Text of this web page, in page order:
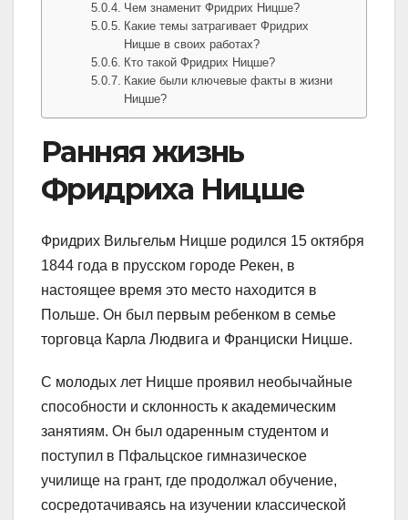
Чем знаменит Фридрих Ницше?
Какие темы затрагивает Фридрих
Ницше в своих работах?
Кто такой Фридрих Ницше?
Какие были ключевые факты в жизни
Ницше?
Ранняя жизнь
Фридриха Ницше
Фридрих Вильгельм Ницше родился 15 октября
1844 года в прусском городе Рекен, в
настоящее время это место находится в
Польше. Он был первым ребенком в семье
торговца Карла Людвига и Франциски Ницше.
С молодых лет Ницше проявил необычайные
способности и склонность к академическим
занятиям. Он был одаренным студентом и
поступил в Пфальцское гимназическое
училище на грант, где продолжал обучение,
сосредотачиваясь на изучении классической